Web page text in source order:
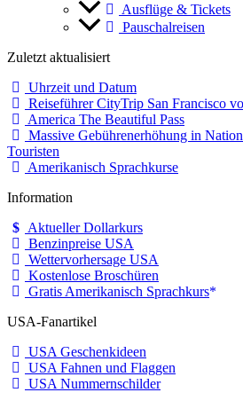
Ausflüge & Tickets
Pauschalreisen
Zuletzt aktualisiert
Uhrzeit und Datum
Reiseführer CityTrip San Francisco
America The Beautiful Pass
Massive Gebührenerhöhung in
Touristen
Amerikanisch Sprachkurse
Information
Aktueller Dollarkurs
Benzinpreise USA
Wettervorhersage USA
Kostenlose Broschüren
Gratis Amerikanisch Sprachkurs
USA-Fanartikel
USA Geschenkideen
USA Fahnen und Flaggen
USA Nummernschilder